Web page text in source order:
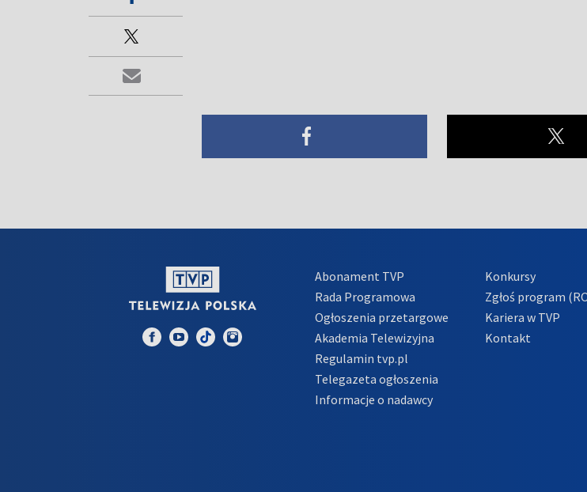
Abonament TVP
Rada Programowa
Ogłoszenia przetargowe
Akademia Telewizyjna
Regulamin tvp.pl
Telegazeta ogłoszenia
Informacje o nadawcy
Konkursy
Zgłoś program
Kariera w TVP
Kontakt